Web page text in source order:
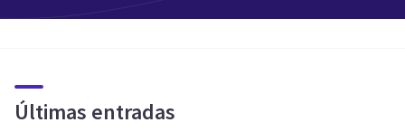
Últimas entradas